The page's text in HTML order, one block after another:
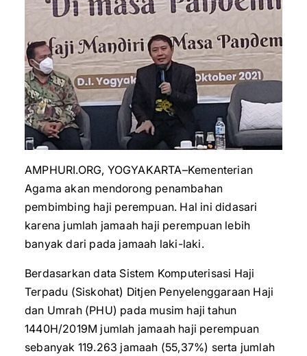
AMPHURI.ORG, YOGYAKARTA–Kementerian
Agama akan mendorong penambahan
pembimbing haji perempuan. Hal ini didasari
karena jumlah jamaah haji perempuan lebih
banyak dari pada jamaah laki-laki.
Berdasarkan data Sistem Komputerisasi Haji
Terpadu (Siskohat) Ditjen Penyelenggaraan Haji
dan Umrah (PHU) pada musim haji tahun
1440H/2019M jumlah jamaah haji perempuan
sebanyak 119.263 jamaah (55,37%) serta jumlah